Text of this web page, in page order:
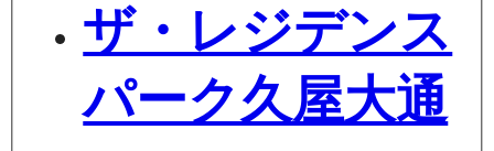
ザ・レジデンス
パーク久屋大通